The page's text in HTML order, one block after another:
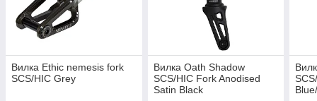
Вилка Ethic nemesis fork
SCS/HIC Grey
Вилка Oath Shadow
SCS/HIC Fork Anodised
Satin Black